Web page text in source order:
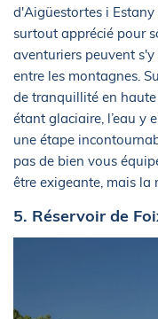
d'Aigüestortes i Estany
surtout apprécié pour
aventuriers peuvent
entre les montagnes.
de tranquillité en
étant glaciaire, l’eau y
une étape
pas de bien vous
être exigeante, mais la
5. Réservoir de